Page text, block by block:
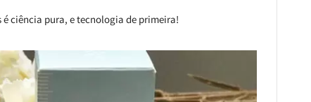
é ciência pura, e tecnologia de primeira!